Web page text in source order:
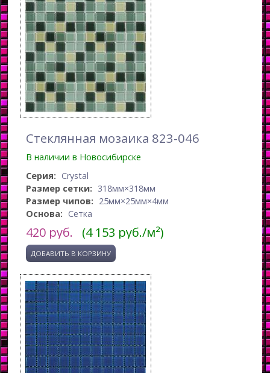
Стеклянная мозаика 823-046
В наличии в Новосибирске
Серия: Crystal
Размер сетки: 318мм×318мм
Размер чипов: 25мм×25мм×4мм
Основа: Сетка
420 руб. (4 153 руб./м²)